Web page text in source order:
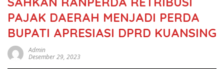
PAJAK DAERAH MENJADI PERDA
BUPATI APRESIASI DPRD KUANSING
Admin
Desember 29, 2023